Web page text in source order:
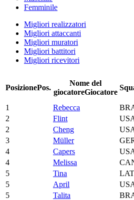
Femminile
Migliori realizzatori
Migliori attaccanti
Migliori muratori
Migliori battitori
Migliori ricevitori
PosizionePos.
Nome del
giocatoreGiocatore
1 Rebecca
2
Flint
2
Cheng
3
Müller
4
Capers
4
Melissa
5
Tina LAT
5
April
5
Talita